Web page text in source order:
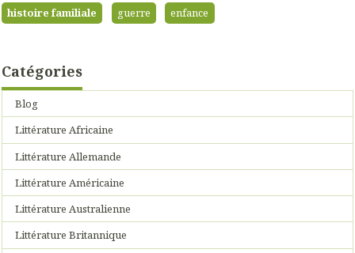
histoire familiale
guerre enfance
Catégories
Blog
Littérature Africaine
Littérature Allemande
Littérature Américaine
Littérature Australienne
Littérature Britannique